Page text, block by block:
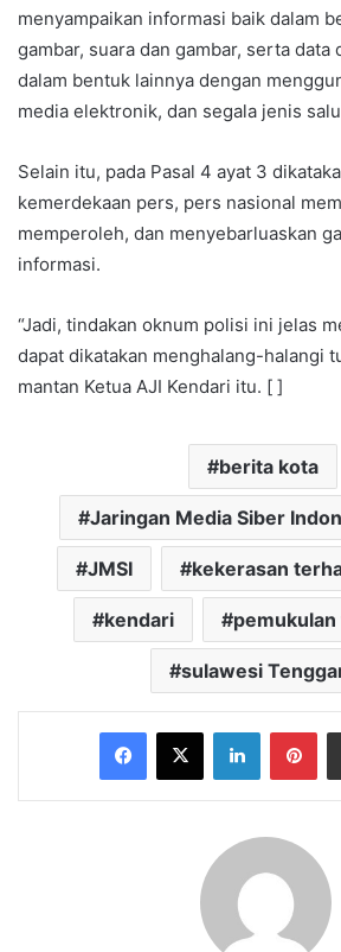
menyampaikan informasi baik dalam
gambar, suara dan gambar, serta data
dalam bentuk lainnya dengan
media elektronik, dan segala jenis
Selain itu, pada Pasal 4 ayat 3
kemerdekaan pers, pers nasional
memperoleh, dan menyebarluaskan
informasi.
“Jadi, tindakan oknum polisi ini jelas
dapat dikatakan menghalang-halangi
mantan Ketua AJI Kendari itu. [ ]
berita kota
Jaringan Media Siber
JMSI kekerasan
kendari
sulawesi
Facebook
X LinkedIn